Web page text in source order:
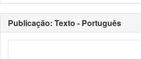
Publicação: Texto - Português